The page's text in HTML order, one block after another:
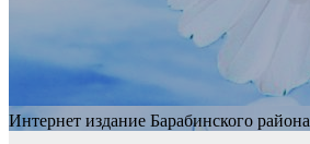
Интернет издание Барабинского района